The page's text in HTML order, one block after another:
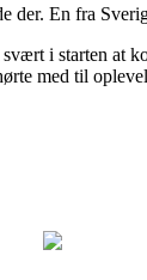
der. En fra
i starten at
med til